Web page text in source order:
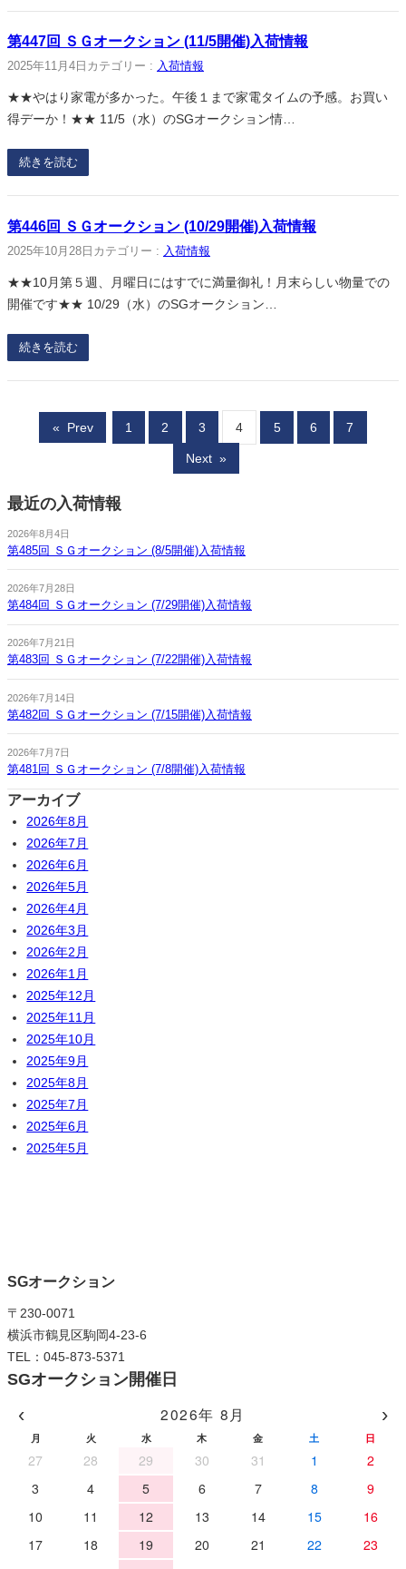
第447回 ＳＧオークション (11/5開催)入荷情報
2025年11月4日 カテゴリー : 入荷情報
★★やはり家電が多かった。午後１まで家電タイムの予感。お買い
得デーか！★★ 11/5（水）のSGオークション情…
続きを読む
第446回 ＳＧオークション (10/29開催)入荷情報
2025年10月28日 カテゴリー : 入荷情報
★★10月第５週、月曜日にはすでに満量御礼！月末らしい物量での
開催です★★ 10/29（水）のSGオークション…
続きを読む
« Prev 1 2 3 4 5 6 7
Next »
最近の入荷情報
2026年8月4日
第485回 ＳＧオークション (8/5開催)入荷情報
2026年7月28日
第484回 ＳＧオークション (7/29開催)入荷情報
2026年7月21日
第483回 ＳＧオークション (7/22開催)入荷情報
2026年7月14日
第482回 ＳＧオークション (7/15開催)入荷情報
2026年7月7日
第481回 ＳＧオークション (7/8開催)入荷情報
アーカイブ
2026年8月
2026年7月
2026年6月
2026年5月
2026年4月
2026年3月
2026年2月
2026年1月
2025年12月
2025年11月
2025年10月
2025年9月
2025年8月
2025年7月
2025年6月
2025年5月
SGオークション
〒230-0071
横浜市鶴見区駒岡4-23-6
TEL：045-873-5371
SGオークション開催日
‹ 2026年 8月 ›
月 火 水 木 金 土 日
27 28 29 30 31 1
2
3
4 5 6 7 8
9
10
11 12 13 14 15
16
17
18 19 20 21 22
23